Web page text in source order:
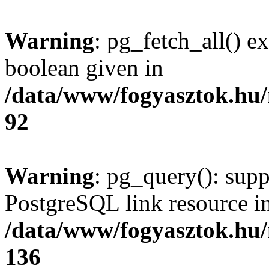
Warning: pg_fetch_all()
boolean given in
/data/www/
92
Warning: pg_query():
PostgreSQL link resource
/data/www/
136